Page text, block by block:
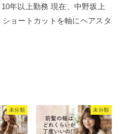
年以上勤務 現在、中野坂上
ョートカットを軸にヘアスタ
未分類 未分類